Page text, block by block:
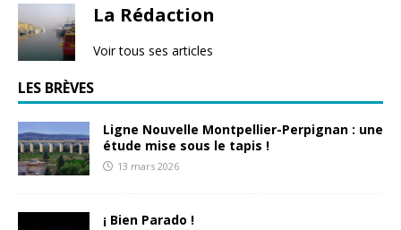
La Rédaction
Voir tous ses articles
LES BRÈVES
Ligne Nouvelle Montpellier-Perpignan : une
étude mise sous le tapis !
13 mars 2026
¡ Bien Parado !